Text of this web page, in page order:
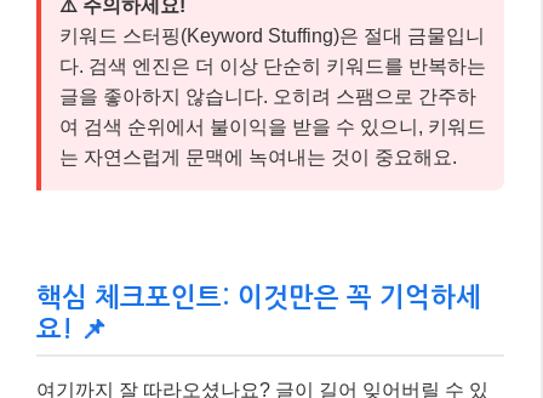
요! 📌
여기까지 잘 따라오셨나요? 글이 길어 잊어버릴 수 있
는 내용, 혹은 가장 중요한 핵심만 다시 짚어 드릴게요.
아래 세 가지만큼은 꼭 기억해 주세요.
게 진정성 있는 가치를 제공하는 콘텐츠를 만
✅ 사용자 의도에 맞는 키워드 전략